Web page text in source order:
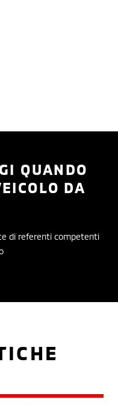
QUANDO
DA
di referenti competenti